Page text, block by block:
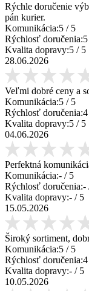
Rýchle doručenie
pán kurier.
Komunikácia:5 / 5
Rýchlosť doručenia:5
Kvalita dopravy:5 / 5
28.06.2026
Veľmi dobré ceny a
Komunikácia:5 / 5
Rýchlosť doručenia:4
Kvalita dopravy:5 / 5
04.06.2026
Perfektná
Komunikácia:- / 5
Rýchlosť doručenia:-
Kvalita dopravy:- / 5
15.05.2026
Široký sortiment,
Komunikácia:5 / 5
Rýchlosť doručenia:4
Kvalita dopravy:- / 5
10.05.2026